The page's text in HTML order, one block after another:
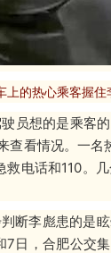
上的热心乘客握
员想的是乘客
查看情况。一
救电话和110。
断李彪患的是
7日，合肥公交